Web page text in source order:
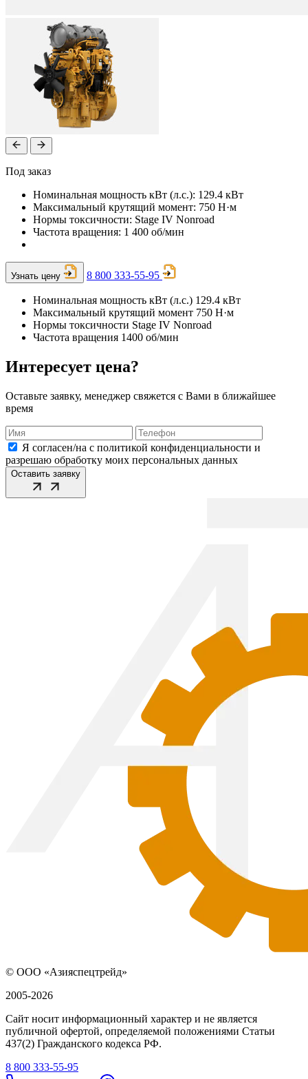
Под заказ
Номинальная мощность кВт (л.с.): 129.4 кВт
Максимальный крутящий момент: 750 Н·м
Нормы токсичности: Stage IV Nonroad
Частота вращения: 1 400 об/мин
Узнать цену 8 800 333-55-95
Номинальная мощность кВт (л.с.) 129.4 кВт
Максимальный крутящий момент 750 Н·м
Нормы токсичности Stage IV Nonroad
Частота вращения 1400 об/мин
Интересует цена?
Оставьте заявку, менеджер свяжется с Вами в ближайшее
время
Я согласен/на с политикой конфиденциальности и
разрешаю обработку моих персональных данных
Оставить заявку
© ООО «Азияспецтрейд»
2005-2026
Сайт носит информационный характер и не является
публичной офертой, определяемой положениями Статьи
437(2) Гражданского кодекса РФ.
8 800 333-55-95